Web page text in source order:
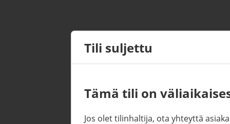
Tili suljettu
Tämä tili on
Jos olet tilinhaltija, ota yhteyttä